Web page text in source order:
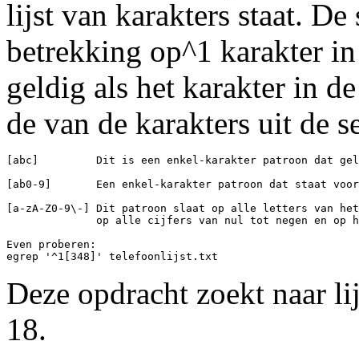
lijst van karakters staat. De
betrekking op^1 karakter
geldig als het karakter in
de van de karakters uit de
[abc]         Dit is een enkel-karakter patroon dat
[ab0-9]       Een enkel-karakter patroon dat staat
[a-zA-Z0-9\-] Dit patroon slaat op alle letters van
op alle cijfers van nul tot negen en op
Even proberen:
Deze opdracht zoekt naar
18.